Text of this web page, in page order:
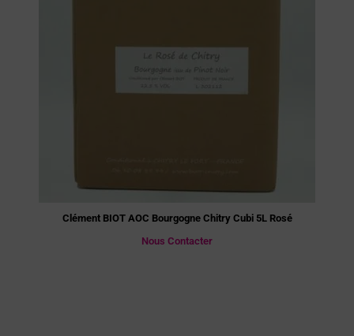
Clément BIOT AOC Bourgogne Chitry Cubi 5L Rosé
Nous Contacter